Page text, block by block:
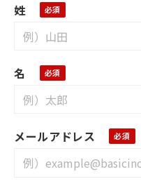
姓
名
メールアドレス